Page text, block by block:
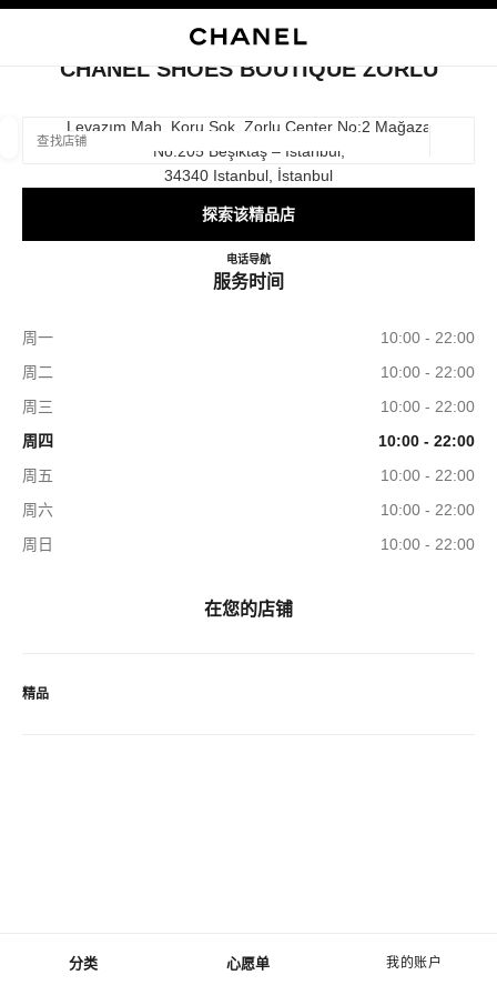
菜单 - 主导航
分类 心愿单 我的账户
相关建议会显示在此搜索栏下方
关闭精品店卡片 CHANEL SHOES BOUTIQUE ZORLU
CHANEL SHOES BOUTIQUE ZORLU
Levazım Mah. Koru Sok. Zorlu Center No:2 Mağaza
No:205 Beşiktaş – İstanbul,
34340 Istanbul, İstanbul
探索该精品店
电话+90 212 806 18 01
导航CHANEL SHOES
服务时间
周一
10:00 - 22:00
周二
10:00 - 22:00
周三
10:00 - 22:00
周四
10:00 - 22:00
周五
10:00 - 22:00
周六
10:00 - 22:00
周日
10:00 - 22:00
在您的店铺
精品
筛选条件
筛选结果依据：